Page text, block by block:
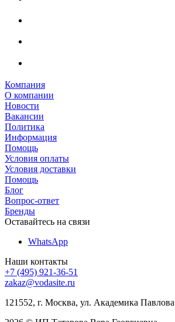
Компания
О компании
Новости
Вакансии
Политика
Информация
Помощь
Условия оплаты
Условия доставки
Помощь
Блог
Вопрос-ответ
Бренды
Оставайтесь на связи
WhatsApp
Наши контакты
+7 (495) 921-36-51
zakaz@vodasite.ru
121552, г. Москва, ул. Академика